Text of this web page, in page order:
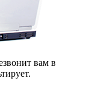
вам в